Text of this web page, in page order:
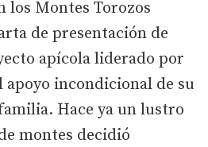
los Montes Torozos
de presentación de
apícola liderado por
incondicional de su
Hace ya un lustro
montes decidió